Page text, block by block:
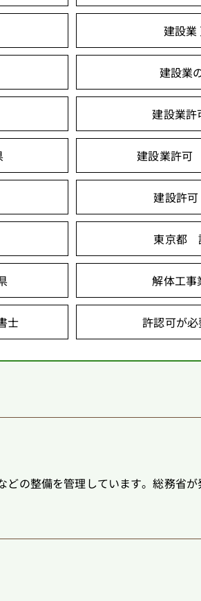
建設業
建設業
建設業許
建設業許可
建設許
東京都
解体工事
士 許認可が
どの整備を管理しています。総務省